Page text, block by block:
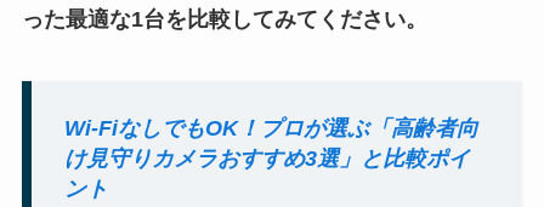
った最適な1台を比較してみてください。
Wi-FiなしでもOK！プロが選ぶ「高齢者向
け見守りカメラおすすめ3選」と比較ポイ
ント